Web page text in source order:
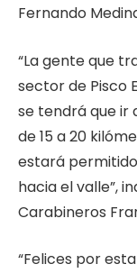
Fernando
“La gente que
sector de Pisco
se tendrá que ir
de 15 a 20
estará
hacia el valle”,
Carabineros
“Felices por